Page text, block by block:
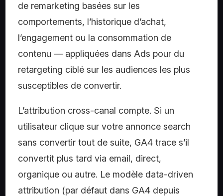
de remarketing basées sur les
comportements, l’historique d’achat,
l’engagement ou la consommation de
contenu — appliquées dans Ads pour du
retargeting ciblé sur les audiences les plus
susceptibles de convertir.
L’attribution cross-canal compte. Si un
utilisateur clique sur votre annonce search
sans convertir tout de suite, GA4 trace s’il
convertit plus tard via email, direct,
organique ou autre. Le modèle data-driven
attribution (par défaut dans GA4 depuis